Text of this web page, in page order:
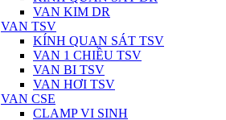
VAN KIM DR
VAN TSV
KÍNH QUAN SÁT TSV
VAN 1 CHIỀU TSV
VAN BI TSV
VAN HƠI TSV
VAN CSE
CLAMP VI SINH